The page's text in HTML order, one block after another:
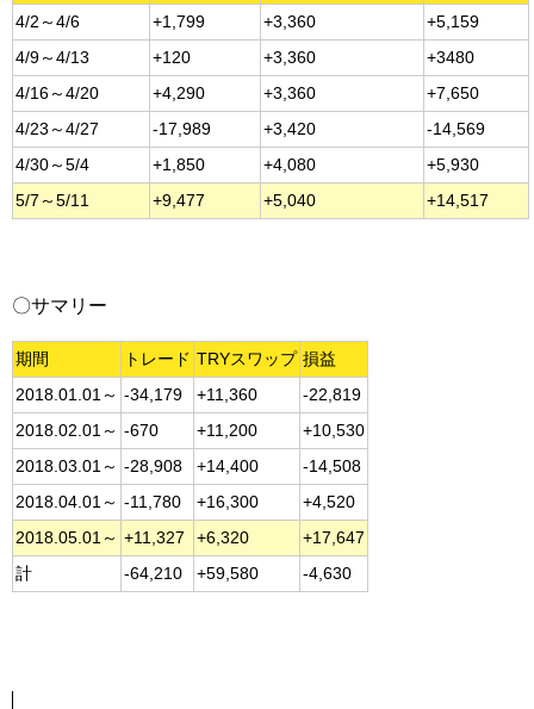
4/2～4/6 +1,799 +3,360
+5,159
4/9～4/13
+120 +3,360
+3480
4/16～4/20
+4,290 +3,360
+7,650
4/23～4/27
-17,989 +3,420
-14,569
4/30～5/4
+1,850 +4,080
+5,930
5/7～5/11
+9,477 +5,040 +14,517
〇サマリー
期間 トレード TRYスワップ 損益
2018.01.01～ -34,179 +11,360
-22,819
2018.02.01～ -670 +11,200
+10,530
2018.03.01～ -28,908 +14,400
-14,508
2018.04.01～ -11,780 +16,300
+4,520
2018.05.01～ +11,327 +6,320
+17,647
計
-64,210 +59,580 -4,630